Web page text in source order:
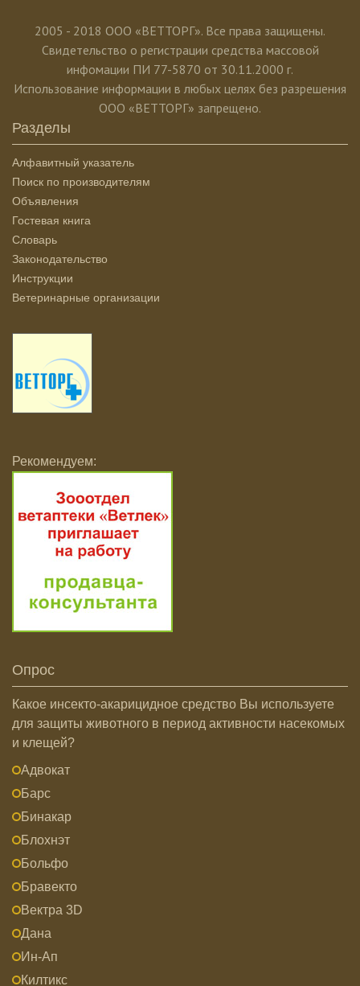
2005 - 2018 ООО «ВЕТТОРГ». Все права защищены.
Свидетельство о регистрации средства массовой
инфомации ПИ 77-5870 от 30.11.2000 г.
Использование информации в любых целях без разрешения
ООО «ВЕТТОРГ» запрещено.
Разделы
Алфавитный указатель
Поиск по производителям
Объявления
Гостевая книга
Словарь
Законодательство
Инструкции
Ветеринарные организации
Рекомендуем:
Опрос
Какое инсекто-акарицидное средство Вы используете
для защиты животного в период активности насекомых
и клещей?
Адвокат
Барс
Бинакар
Блохнэт
Больфо
Бравекто
Вектра 3D
Дана
Ин-Ап
Килтикс